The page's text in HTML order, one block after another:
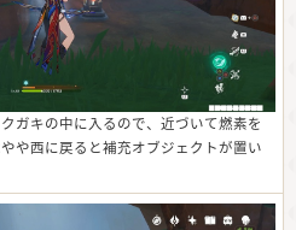
ガキの中に入るので、近づいて燃素を
や西に戻ると補充オブジェクトが置い